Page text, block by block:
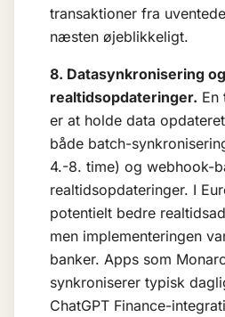
transaktioner fra
næsten øjeblikkeligt.
8. Datasynkronisering og
realtidsopdateringer. En
er at holde data
både batch-
4.-8. time) og webhook-
realtidsopdateringer. I
potentielt bedre
men implementeringen
banker. Apps som
synkroniserer typisk
ChatGPT Finance-